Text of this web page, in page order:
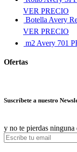
VER PRECIO
Botella Avery
VER PRECIO
m2 Avery 701
Ofertas
Suscríbete a nuestro
y no te pierdas ninguna